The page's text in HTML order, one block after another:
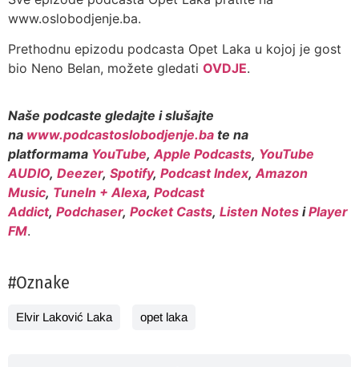
www.oslobodjenje.ba.
Prethodnu epizodu podcasta Opet Laka u kojoj je gost
bio Neno Belan, možete gledati OVDJE.
Naše podcaste gledajte i slušajte
na www.podcastoslobodjenje.ba te na
platformama YouTube, Apple Podcasts, YouTube
AUDIO, Deezer, Spotify, Podcast Index, Amazon
Music, TuneIn + Alexa, Podcast
Addict, Podchaser, Pocket Casts, Listen Notes iPlayer
FM.
#Oznake
Elvir Laković Laka opet laka